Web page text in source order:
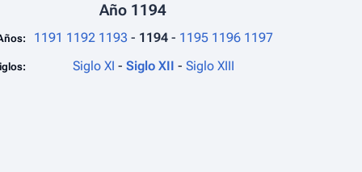
Año 1194
1191 1192 1193 - 1194 - 1195 1196 1197
Siglo XI - Siglo XII - Siglo XIII